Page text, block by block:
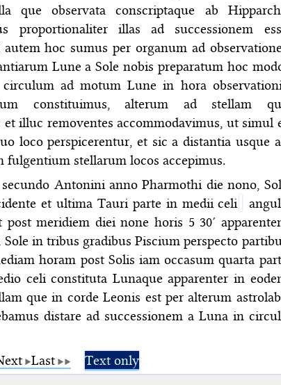
que observata conscriptaque ab
proportionaliter illas ad successionem
autem hoc sumus per organum ad
Lune a Sole nobis preparatum hoc
ad motum Lune in hora
constituimus, alterum ad stellam
illuc removentes accommodavimus, ut simul
loco perspicerentur, et sic a distantia usque
fulgentium stellarum locos accepimus.
Antonini anno Pharmothi die nono,
et ultima Tauri parte in medii celi
post meridiem diei none horis 5 30′
Sole in tribus gradibus Piscium perspecto
horam post Solis iam occasum quarta
celi constituta Lunaque apparenter in
que in corde Leonis est per alterum
distare ad successionem a Luna in
Last Text only